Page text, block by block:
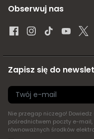
Obserwuj nas
Zapisz się do
Nie przegap niczego!
pośrednictwem poczty e-mail,
równoważnych środków